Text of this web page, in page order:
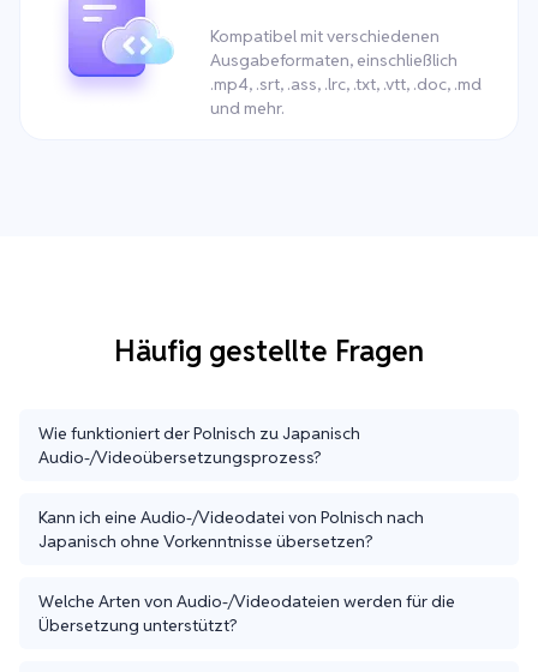
Kompatibel mit verschiedenen
Ausgabeformaten, einschließlich
.mp4, .srt, .ass, .lrc, .txt, .vtt, .doc, .md
und mehr.
Häufig gestellte Fragen
Wie funktioniert der Polnisch zu Japanisch
Audio-/Videoübersetzungsprozess?
Kann ich eine Audio-/Videodatei von Polnisch nach
Japanisch ohne Vorkenntnisse übersetzen?
Welche Arten von Audio-/Videodateien werden für die
Übersetzung unterstützt?